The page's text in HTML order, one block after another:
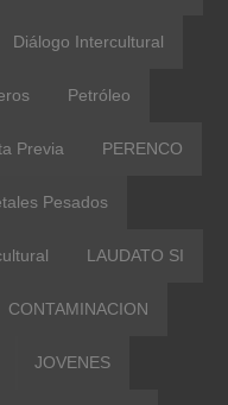
Diálogo Intercultural
Petróleo
Previa PERENCO
Pesados
LAUDATO SI
CONTAMINACION
JOVENES